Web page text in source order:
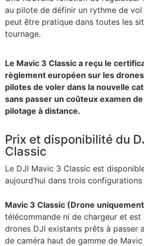
au pilote de définir un rythme de
peut être pratique dans toutes les
tournage.
Le Mavic 3 Classic a reçu le
règlement européen sur les
pilotes de voler dans la nouvelle
sans passer un coûteux examen
pilotage à distance.
Prix ​​et disponibilité du
Classic
Le DJI Mavic 3 Classic est
aujourd’hui dans trois configurations
Mavic 3 Classic (Drone
télécommande ni de chargeur et est
drones DJI existants prêts à passer
de caméra haut de gamme de